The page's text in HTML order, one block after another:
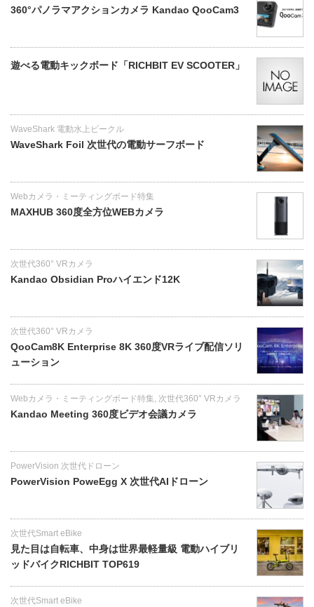
360°パノラマアクションカメラ Kandao QooCam3
遊べる電動キックボード「RICHBIT EV SCOOTER」
WaveShark 電動水上ビークル
WaveShark Foil 次世代の電動サーフボード
Webカメラ・ミーティングボード特集
MAXHUB 360度全方位WEBカメラ
次世代360° VRカメラ
Kandao Obsidian Proハイエンド12K
次世代360° VRカメラ
QooCam8K Enterprise 8K 360度VRライブ配信ソリ
ューション
Webカメラ・ミーティングボード特集 次世代360° VRカメラ
Kandao Meeting 360度ビデオ会議カメラ
PowerVision 次世代ドローン
PowerVision PoweEgg X 次世代AIドローン
次世代Smart eBike
見た目は自転車、中身は世界最軽量級 電動ハイブリ
ッドバイクRICHBIT TOP619
次世代Smart eBike